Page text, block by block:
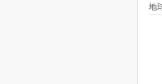
地